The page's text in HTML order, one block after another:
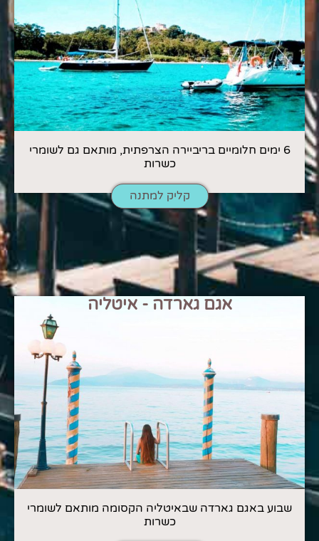
6 ימים חלומיים בריביירה הצרפתית, מותאם גם לשומרי
כשרות
קליק למתנה
אגם גארדה - איטליה
שבוע באגם גארדה שבאיטליה הקסומה מותאם לשומרי
כשרות